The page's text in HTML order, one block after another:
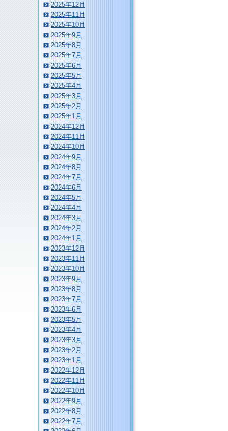
2025年12月
2025年11月
2025年10月
2025年9月
2025年8月
2025年7月
2025年6月
2025年5月
2025年4月
2025年3月
2025年2月
2025年1月
2024年12月
2024年11月
2024年10月
2024年9月
2024年8月
2024年7月
2024年6月
2024年5月
2024年4月
2024年3月
2024年2月
2024年1月
2023年12月
2023年11月
2023年10月
2023年9月
2023年8月
2023年7月
2023年6月
2023年5月
2023年4月
2023年3月
2023年2月
2023年1月
2022年12月
2022年11月
2022年10月
2022年9月
2022年8月
2022年7月